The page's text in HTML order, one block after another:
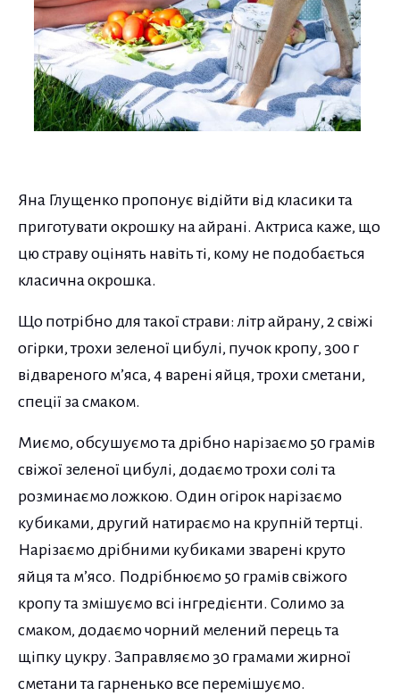
Яна Глущенко пропонує відійти від класики та
приготувати окрошку на айрані. Актриса каже, що
цю страву оцінять навіть ті, кому не подобається
класична окрошка.
Що потрібно для такої страви: літр айрану, 2 свіжі
огірки, трохи зеленої цибулі, пучок кропу, 300 г
відвареного м’яса, 4 варені яйця, трохи сметани,
спеції за смаком.
Миємо, обсушуємо та дрібно нарізаємо 50 грамів
свіжої зеленої цибулі, додаємо трохи солі та
розминаємо ложкою. Один огірок нарізаємо
кубиками, другий натираємо на крупній тертці.
Нарізаємо дрібними кубиками зварені круто
яйця та м’ясо. Подрібнюємо 50 грамів свіжого
кропу та змішуємо всі інгредієнти. Солимо за
смаком, додаємо чорний мелений перець та
щіпку цукру. Заправляємо 30 грамами жирної
сметани та гарненько все перемішуємо.